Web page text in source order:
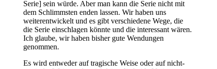
Serie] sein würde. Aber man kann die Serie nicht mit
dem Schlimmsten enden lassen. Wir haben uns
weiterentwickelt und es gibt verschiedene Wege, die
die Serie einschlagen könnte und die interessant wären.
Ich glaube, wir haben bisher gute Wendungen
genommen.
Es wird entweder auf tragische Weise oder auf nicht-